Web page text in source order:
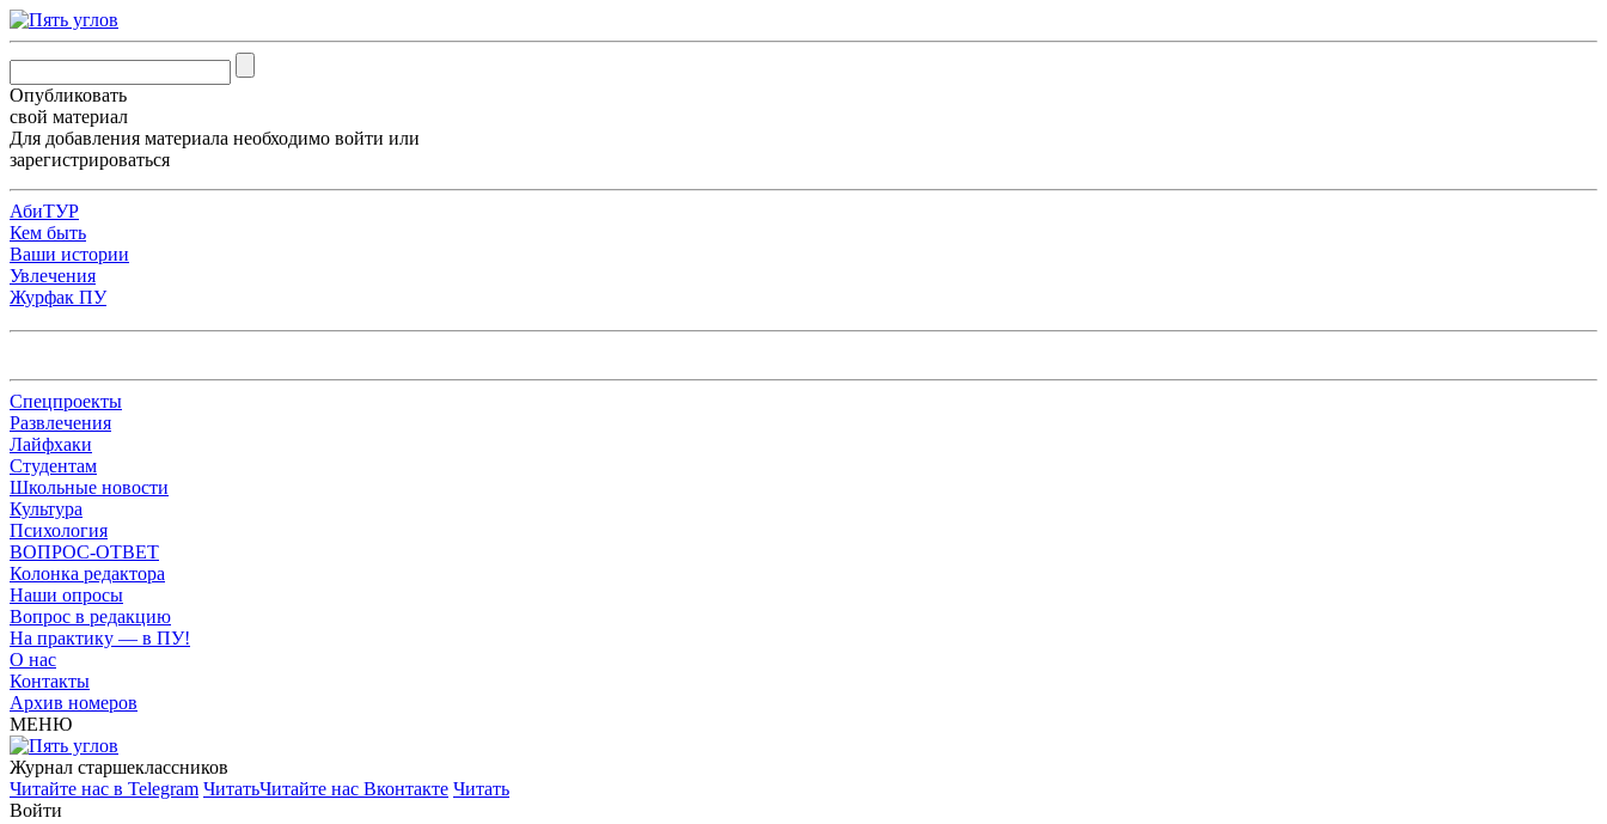
Опубликовать
свой материал
Для добавления материала необходимо войти или
зарегистрироваться
АбиТУР
Кем быть
Ваши истории
Увлечения
Журфак ПУ
Спецпроекты
Развлечения
Лайфхаки
Студентам
Школьные новости
Культура
Психология
ВОПРОС-ОТВЕТ
Колонка редактора
Наши опросы
Вопрос в редакцию
На практику — в ПУ!
О нас
Контакты
Архив номеров
МЕНЮ
Журнал старшекласcников
Читайте нас в Telegram ЧитатьЧитайте нас Вконтакте Читать
Войти